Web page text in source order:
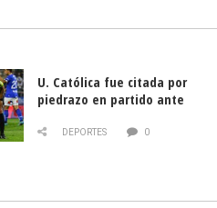
U. Católica fue citada por
piedrazo en partido ante
DEPORTES 0